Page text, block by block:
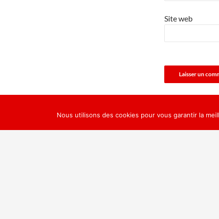
Site web
Nous utilisons des cookies pour vous garantir la